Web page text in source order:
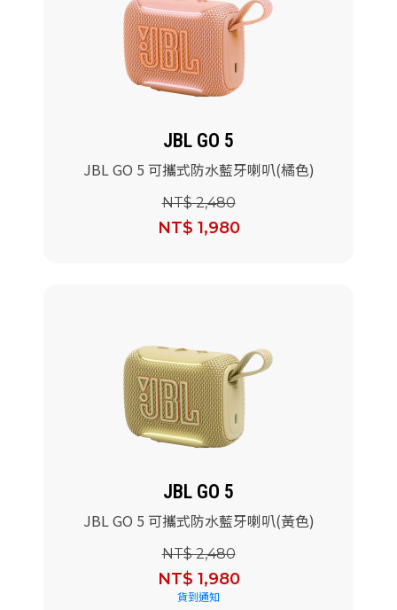
JBL GO 5
JBL GO 5 可攜式防水藍牙喇叭(橘色)
NT$ 2,480
NT$ 1,980
JBL GO 5
JBL GO 5 可攜式防水藍牙喇叭(黃色)
NT$ 2,480
NT$ 1,980
貨到通知